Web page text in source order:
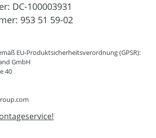
DC-100003931
953 51 59-02
EU-Produktsicherheitsverordnung (GPSR):
GmbH
40